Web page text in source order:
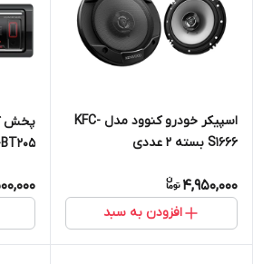
اسپیکر خودرو کنوود مدل KFC-
S1666 بسته ۲ عددی
4,950,000
افزودن به سبد
پخش